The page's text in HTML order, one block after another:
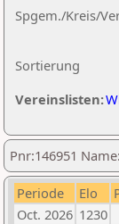
Sortierung
Spgem./Kreis/
Vereinslisten:
Pnr:146951
Periode Elo
Oct. 2026 1230